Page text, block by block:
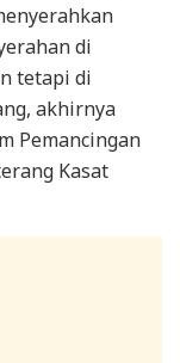
di
tetapi di
akhirnya
Pemancingan
Kasat